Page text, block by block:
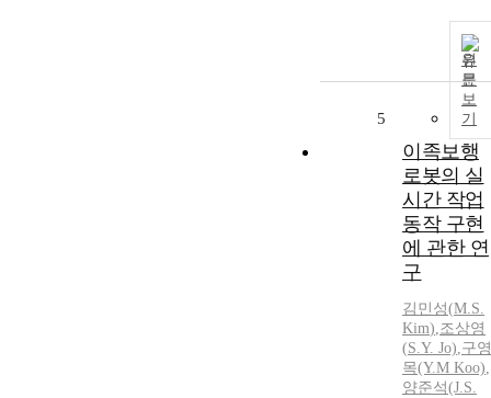
원
문
보
기
5
이족보행
로봇의 실
시간 작업
동작 구현
에 관한 연
구
김민성(M.S.
Kim),조상영
(S.Y. Jo),구영
목(Y.M Koo),
양준석(J.S.